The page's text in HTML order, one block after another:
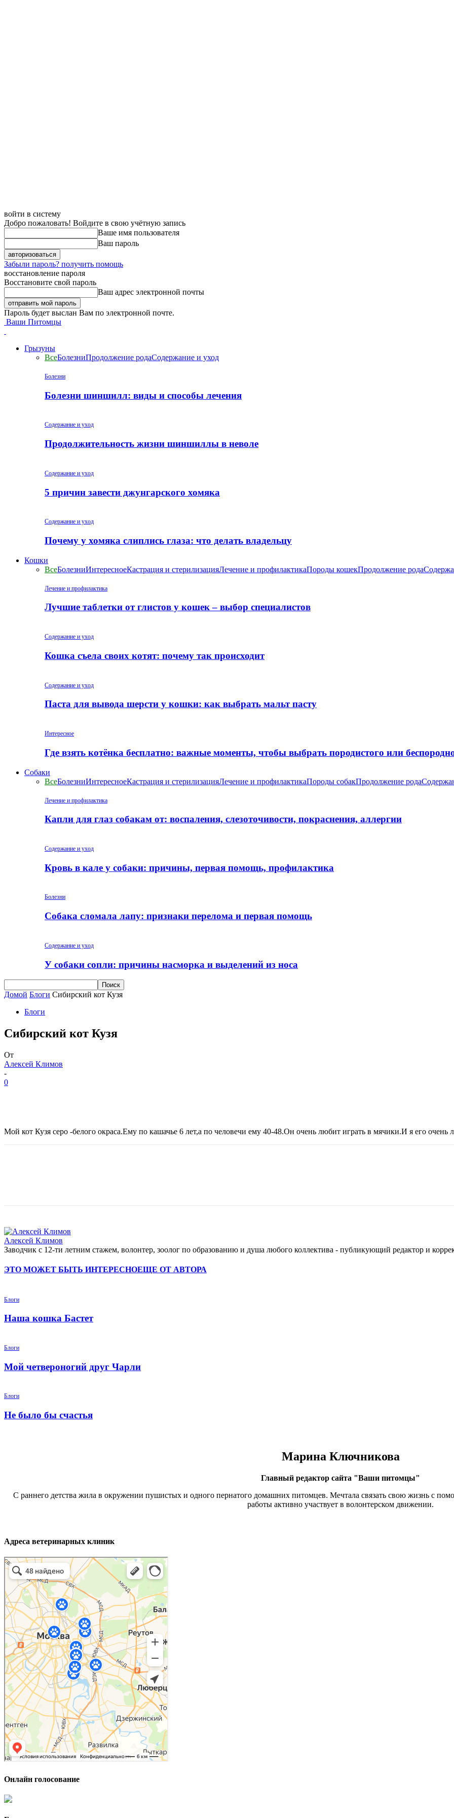
войти в систему
Добро пожаловать! Войдите в свою учётную запись
Ваше имя пользователя
Ваш пароль
Забыли пароль? получить помощь
восстановление пароля
Восстановите свой пароль
Ваш адрес электронной почты
Пароль будет выслан Вам по электронной почте.
Ваши Питомцы
Грызуны
ВсеБолезниПродолжение родаСодержание и уход
Болезни
Болезни шиншилл: виды и способы лечения
Содержание и уход
Продолжительность жизни шиншиллы в неволе
Содержание и уход
5 причин завести джунгарского хомяка
Содержание и уход
Почему у хомяка слиплись глаза: что делать владельцу
Кошки
ВсеБолезниИнтересноеКастрация и стерилизацияЛечение и профилактикаПороды кошекПродолжение рода
Лечение и профилактика
Лучшие таблетки от глистов у кошек – выбор специалистов
Содержание и уход
Кошка съела своих котят: почему так происходит
Содержание и уход
Паста для вывода шерсти у кошки: как выбрать мальт пасту
Интересное
Где взять котёнка бесплатно: важные моменты, чтобы выбрать породистого или
Собаки
ВсеБолезниИнтересноеКастрация и стерилизацияЛечение и профилактикаПороды собакПродолжение рода
Лечение и профилактика
Капли для глаз собакам от: воспаления, слезоточивости, покраснения, аллергии
Содержание и уход
Кровь в кале у собаки: причины, первая помощь, профилактика
Болезни
Собака сломала лапу: признаки перелома и первая помощь
Содержание и уход
У собаки сопли: причины насморка и выделений из носа
Домой Блоги Сибирский кот Кузя
Блоги
Сибирский кот Кузя
От
Алексей Климов
-
0
Мой кот Кузя серо -белого окраса.Ему по кашачье 6 лет,а по человечи ему 40-48.Он очень любит играть в мячики.И я его очень
Алексей Климов
Заводчик c 12-ти летним стажем, волонтер, зоолог по образованию и душа любого коллектива - публикующий редактор и
ЭТО МОЖЕТ БЫТЬ ИНТЕРЕСНОЕЩЕ ОТ АВТОРА
Блоги
Наша кошка Бастет
Блоги
Мой четвероногий друг Чарли
Блоги
Не было бы счастья
Марина Ключникова
Главный редактор сайта "Ваши питомцы"
С раннего детства жила в окружении пушистых и одного пернатого домашних питомцев. Мечтала связать свою жизнь с
работы активно участвует в волонтерском движении.
Адреса ветеринарных клиник
Онлайн голосование